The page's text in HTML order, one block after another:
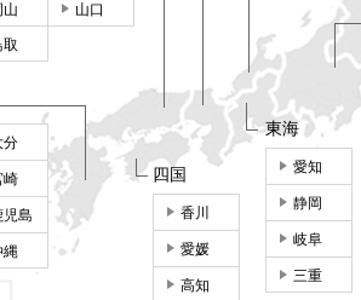
東海
愛知
静岡
岐阜
三重
山 山口
取
四国
香川
愛媛
高知
分
崎
児島
縄